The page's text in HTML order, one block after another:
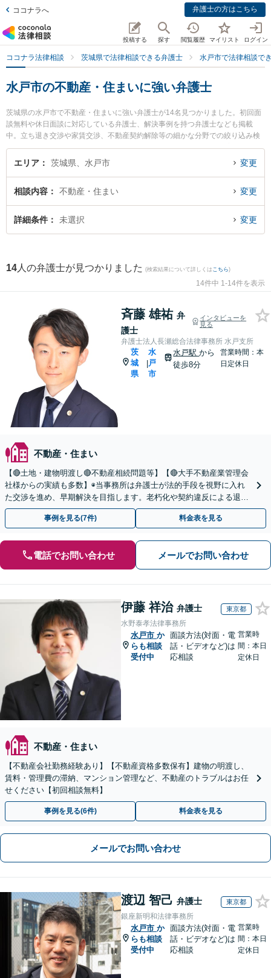
ココナラへ 弁護士の方はこちら
投稿する 探す 閲覧履歴 マイリスト ログイン
ココナラ法律相談 茨城県で法律相談できる弁護士 水戸市で法律相談で
水戸市の不動産・住まいに強い弁護士
茨城県の水戸市で不動産・住まいに強い弁護士が14名見つかりました。初回面
談無料や休日面談に対応している弁護士、解決事例を持つ弁護士なども掲載
中。立ち退き交渉や家賃交渉、不動産契約解除等の細かな分野での絞り込み検
索もでき便利です。特に弁護士法人長瀬総合法律事務所 水戸支所の斉藤 雄祐弁
護士やみとみらい法律事務所の藤田 奈津子弁護士、弁護士法人長瀬総合法律事
ブルを今すぐに弁護士に相談したい』『不動産・住まいのトラブル解決の実績
豊富な近くの弁護士を検索したい』『初回相談無料で不動産・住まいを法律相
談できる水戸市内の弁護士に相談予約したい』などでお困りの相談者さんにお
エリア 茨城県、水戸市 変更
相談内容 不動産・住まい 変更
詳細条件 未選択 変更
14 人の弁護士が見つかりました (検索結果について詳しくは こちら)
14件中 1-14件を表示
斉藤 雄祐 弁
護士
インタビューを
見る
弁護士法人長瀬総合法律事務所 水戸支所
茨
城
県
|
水
戸
市
水戸駅から
徒歩8分
営業時間：本
日定休日
不動産・住まい
【🔴土地・建物明渡し🔴不動産相続問題等】【🔴大手不動産業管理会
社様からの実績も多数】◉当事務所は弁護士が法的手段を視野に入れ
た交渉を進め、早期解決を目指します。老朽化や契約違反による退
去・明渡しにも対応しています。
事例を見る(7件) 料金表を見る
電話でお問い合わせ メールでお問い合わせ
伊藤 祥治 弁護士 東京都
水野泰孝法律事務所
水戸市 か
らも相談
受付中
面談方法(対面・電
話・ビデオなど)は
応相談
営業時
間：本日
定休日
不動産・住まい
【不動産会社勤務経験あり】【不動産資格多数保有】建物の明渡し、
賃料・管理費の滞納、マンション管理など、不動産のトラブルはお任
せください【初回相談無料】
事例を見る(6件) 料金表を見る
メールでお問い合わせ
渡辺 智己 弁護士 東京都
銀座新明和法律事務所
水戸市 か
らも相談
受付中
面談方法(対面・電
話・ビデオなど)は
応相談
営業時
間：本日
定休日